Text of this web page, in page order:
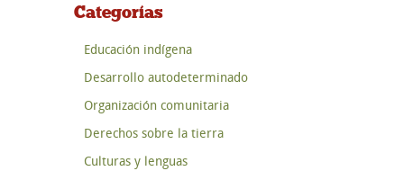
Categorías
Educación indígena
Desarrollo autodeterminado
Organización comunitaria
Derechos sobre la tierra
Culturas y lenguas